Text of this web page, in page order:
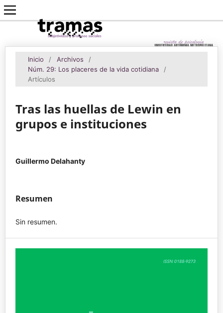
Inicio / Archivos
/
Núm. 29: Los placeres de la vida cotidiana
/
Artículos
Tras las huellas de Lewin en
grupos e instituciones
Guillermo Delahanty
Resumen
Sin resumen.